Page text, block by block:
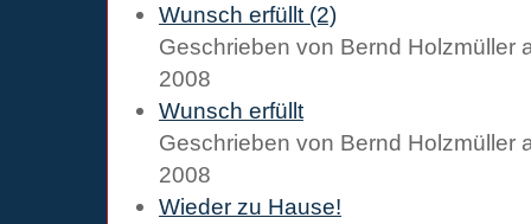
Wunsch erfüllt (2)
Geschrieben von Bernd Holzmüller
2008
Wunsch erfüllt
Geschrieben von Bernd Holzmüller
2008
Wieder zu Hause!